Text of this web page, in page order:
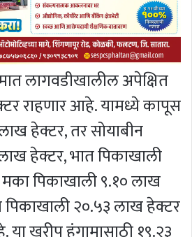
लागवडीखालील अपेक्षित
राहणार आहे. यामध्ये कापूस
हेक्टर, तर सोयाबीन
हेक्टर, भात पिकाखाली
पिकाखाली ९.१० लाख
२०.५३ लाख हेक्टर